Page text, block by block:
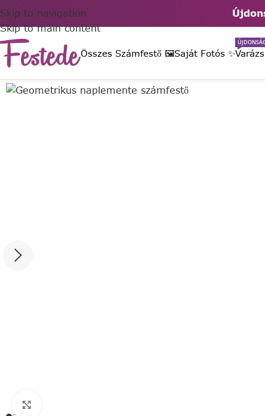
Skip to navigation
Skip to main content
Összes Számfestő 🖼️Saját Fotós ✨